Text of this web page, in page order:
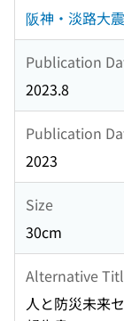
阪神・淡路大
Publication
2023.8
Publication
2023
Size
30cm
Alternative
人と防災未来